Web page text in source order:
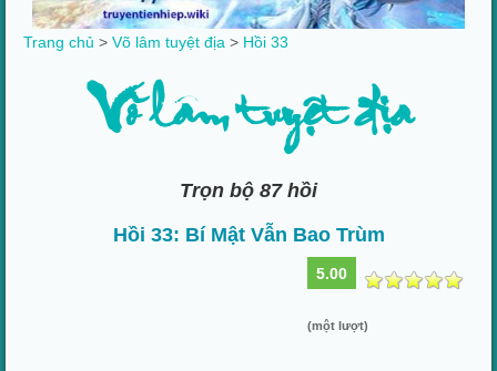
Trang chủ >Võ lâm tuyệt địa > Hồi 33
Võ lâm tuyệt địa
Trọn bộ 87 hồi
Hồi 33: Bí Mật Vẫn Bao Trùm
5.00
(một lượt)